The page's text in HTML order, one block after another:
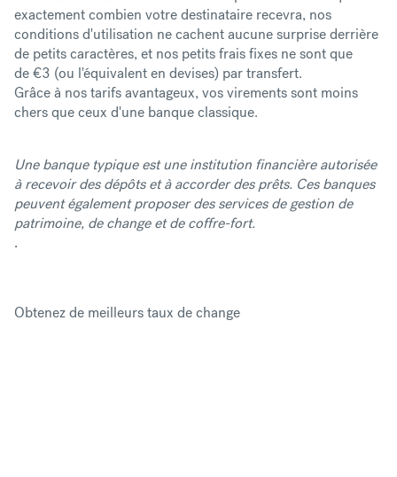
exactement combien votre destinataire recevra, nos
conditions d'utilisation ne cachent aucune surprise derrière
de petits caractères, et nos petits frais fixes ne sont que
de€3 (ou l'équivalent en devises) par transfert.
Grâce à nos tarifs avantageux, vos virements sont moins
chers que ceux d'une banque classique.
Une banque typique est une institution financière autorisée
à recevoir des dépôts et à accorder des prêts. Ces banques
peuvent également proposer des services de gestion de
patrimoine, de change et de coffre-fort.
.
Obtenez de meilleurs taux de change